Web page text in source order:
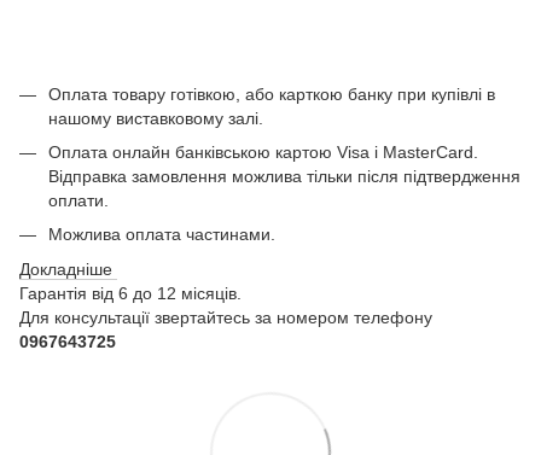
Оплата товару готівкою, або карткою банку при купівлі в
нашому виставковому залі.
Оплата онлайн банківською картою Visa і MasterCard.
Відправка замовлення можлива тільки після підтвердження
оплати.
Можлива оплата частинами.
Докладніше
Гарантія від 6 до 12 місяців.
Для консультації звертайтесь за номером телефону
0967643725